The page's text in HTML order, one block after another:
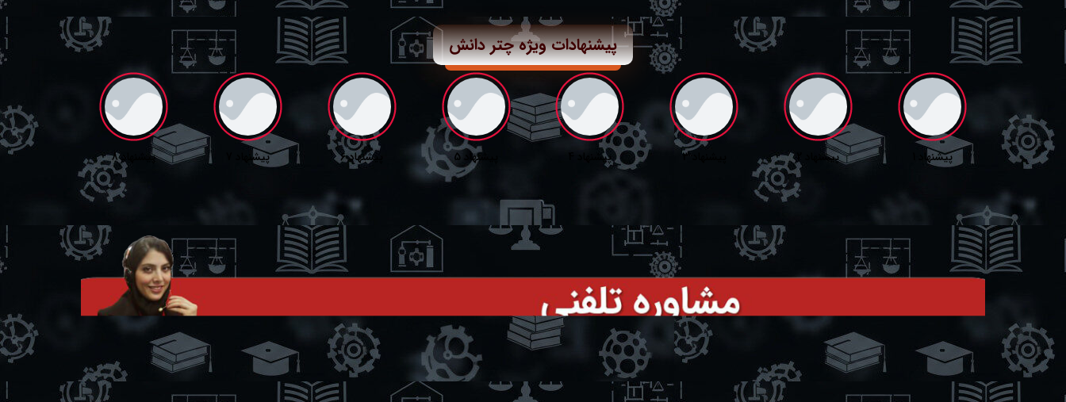
پیشنهادات ویژه چتر دانش
پیشنهاد 1 پیشنهاد 2 پیشنهاد 3 پیشنهاد 4 پیشنهاد 5 پیشنهاد 6 پیشنهاد 7 پیشنهاد 8